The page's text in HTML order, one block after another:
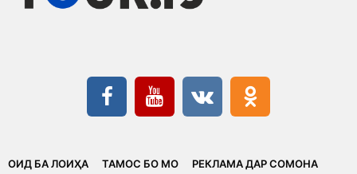
ОИД БА ЛОИҲА ТАМОС БО МО РЕКЛАМА ДАР СОМОНА